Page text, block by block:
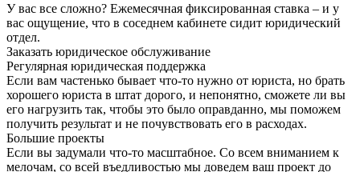
У вас все сложно? Ежемесячная фиксированная ставка – и у
вас ощущение, что в соседнем кабинете сидит юридический
отдел.
Заказать юридическое обслуживание
Регулярная юридическая поддержка
Если вам частенько бывает что-то нужно от юриста, но брать
хорошего юриста в штат дорого, и непонятно, сможете ли вы
его нагрузить так, чтобы это было оправданно, мы поможем
получить результат и не почувствовать его в расходах.
Большие проекты
Если вы задумали что-то масштабное. Со всем вниманием к
мелочам, со всей въедливостью мы доведем ваш проект до